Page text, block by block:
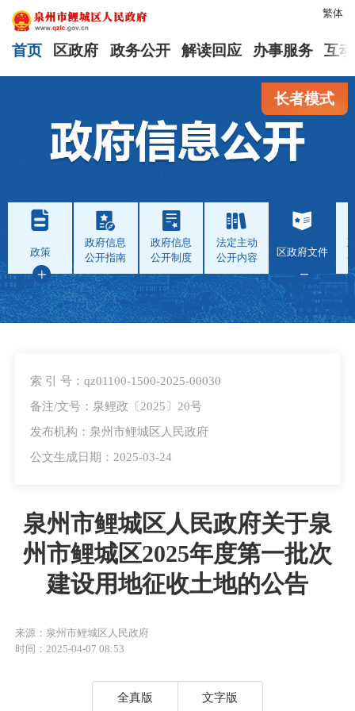
繁体
首页 区政府 政务公开 解读回应 办事服务 互
长者模式
政策
政府信息
公开指南
政府信息
公开制度
法定主动
公开内容
区政府文件
索 引 号：qz01100-1500-2025-00030
备注/文号：泉鲤政〔2025〕20号
发布机构：泉州市鲤城区人民政府
公文生成日期：2025-03-24
泉州市鲤城区人民政府关于泉
州市鲤城区2025年度第一批次
建设用地征收土地的公告
来源：泉州市鲤城区人民政府
时间：2025-04-07 08:53
全真版 文字版